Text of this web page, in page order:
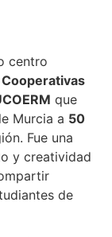
centro
Cooperativas
que
Murcia a 50
Fue una
y creatividad
de